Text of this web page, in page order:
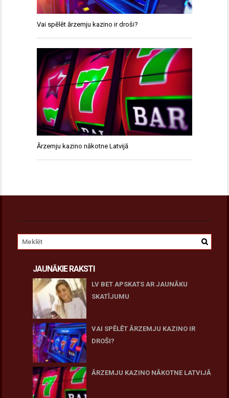
Vai spēlēt ārzemju kazino ir droši?
Ārzemju kazino nākotne Latvijā
JAUNĀKIE RAKSTI
LV BET APSKATS AR JAUNĀKU
SKATĪJUMU
VAI SPĒLĒT ĀRZEMJU KAZINO IR
DROŠI?
ĀRZEMJU KAZINO NĀKOTNE LATVIJĀ